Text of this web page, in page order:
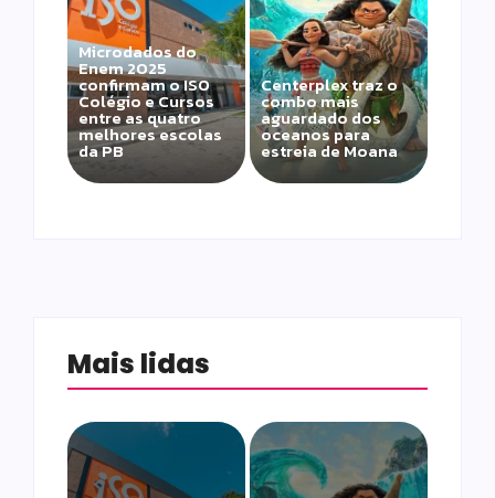
Microdados do
Enem 2025
confirmam o ISO
Colégio e Cursos
entre as quatro
melhores escolas
da PB
Centerplex traz o
combo mais
aguardado dos
oceanos para
estreia de Moana
Mais lidas